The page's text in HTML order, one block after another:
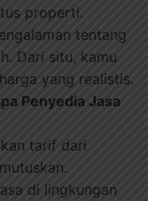
properti.
tentang
Dari situ, kamu
yang realistis.
Penyedia Jasa
tarif dari
di lingkungan